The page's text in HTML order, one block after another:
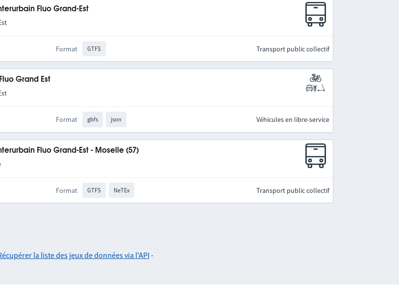
Fluo Grand-Est
Format GTFS Transport public collectif
Grand Est
Format gbfs json Véhicules en libre-service
Fluo Grand-Est - Moselle (57)
Format GTFS NeTEx Transport public collectif
la liste des jeux de données via l'API -